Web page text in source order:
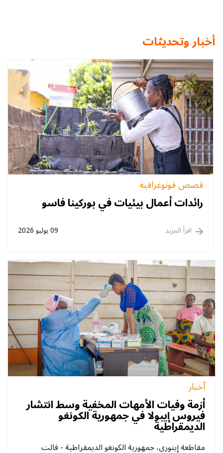
أخبار وتحديثات
قصص فوتوغرافية
رائدات أعمال بيئيات في بوركينا فاسو
09 يوليو 2026 اقرأ المزيد
أخبار
أزمة وفيات الأمهات المخفية وسط انتشار
فيروس إيبولا في جمهورية الكونغو
الديمقراطية
مقاطعة إيتوري، جمهورية الكونغو الديمقراطية - قالت